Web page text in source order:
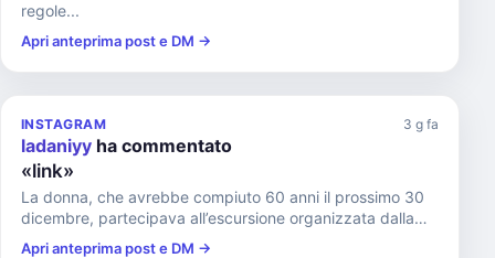
regole...
Apri anteprima post e DM →
INSTAGRAM 3 g fa
ladaniyy ha commentato
«link»
La donna, che avrebbe compiuto 60 anni il prossimo 30
dicembre, partecipava all’escursione organizzata dalla
Commissione...
Apri anteprima post e DM →